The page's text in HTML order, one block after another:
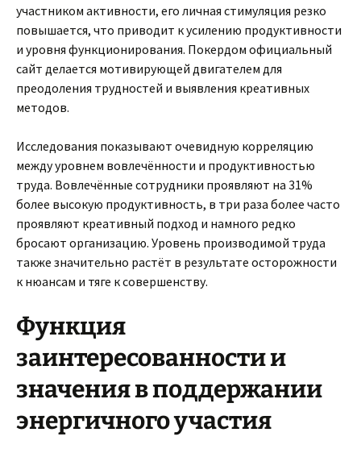
участником активности, его личная стимуляция резко
повышается, что приводит к усилению продуктивности
и уровня функционирования. Покердом официальный
сайт делается мотивирующей двигателем для
преодоления трудностей и выявления креативных
методов.
Исследования показывают очевидную корреляцию
между уровнем вовлечённости и продуктивностью
труда. Вовлечённые сотрудники проявляют на 31%
более высокую продуктивность, в три раза более часто
проявляют креативный подход и намного редко
бросают организацию. Уровень производимой труда
также значительно растёт в результате осторожности
к нюансам и тяге к совершенству.
Функция
заинтересованности и
значения в поддержании
энергичного участия